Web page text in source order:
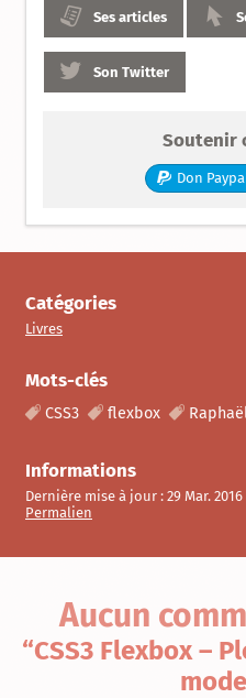
Ses articles
Son Twitter
Soutenir
Don Paypal
Catégories
Livres
Mots-clés
CSS3 flexbox
Informations
Dernière mise à jour : 29 Mar. 2016
Permalien
Aucun
“CSS3 Flexbox –